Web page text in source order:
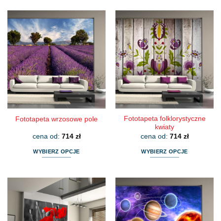
Fototapeta wrzosowe pole
cena od: 714 zł
WYBIERZ OPCJE
ma
wiele
wariantów.
Opcje
Fototapeta folklorystyczne
kwiaty
cena od: 714 zł
WYBIERZ OPCJE
ma
wiele
wariantów.
Opcje